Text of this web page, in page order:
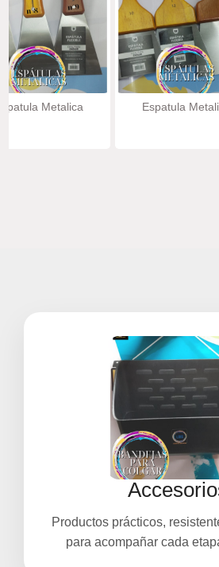
Metalica Espatula
Productos prácticos,
para acompañar cada